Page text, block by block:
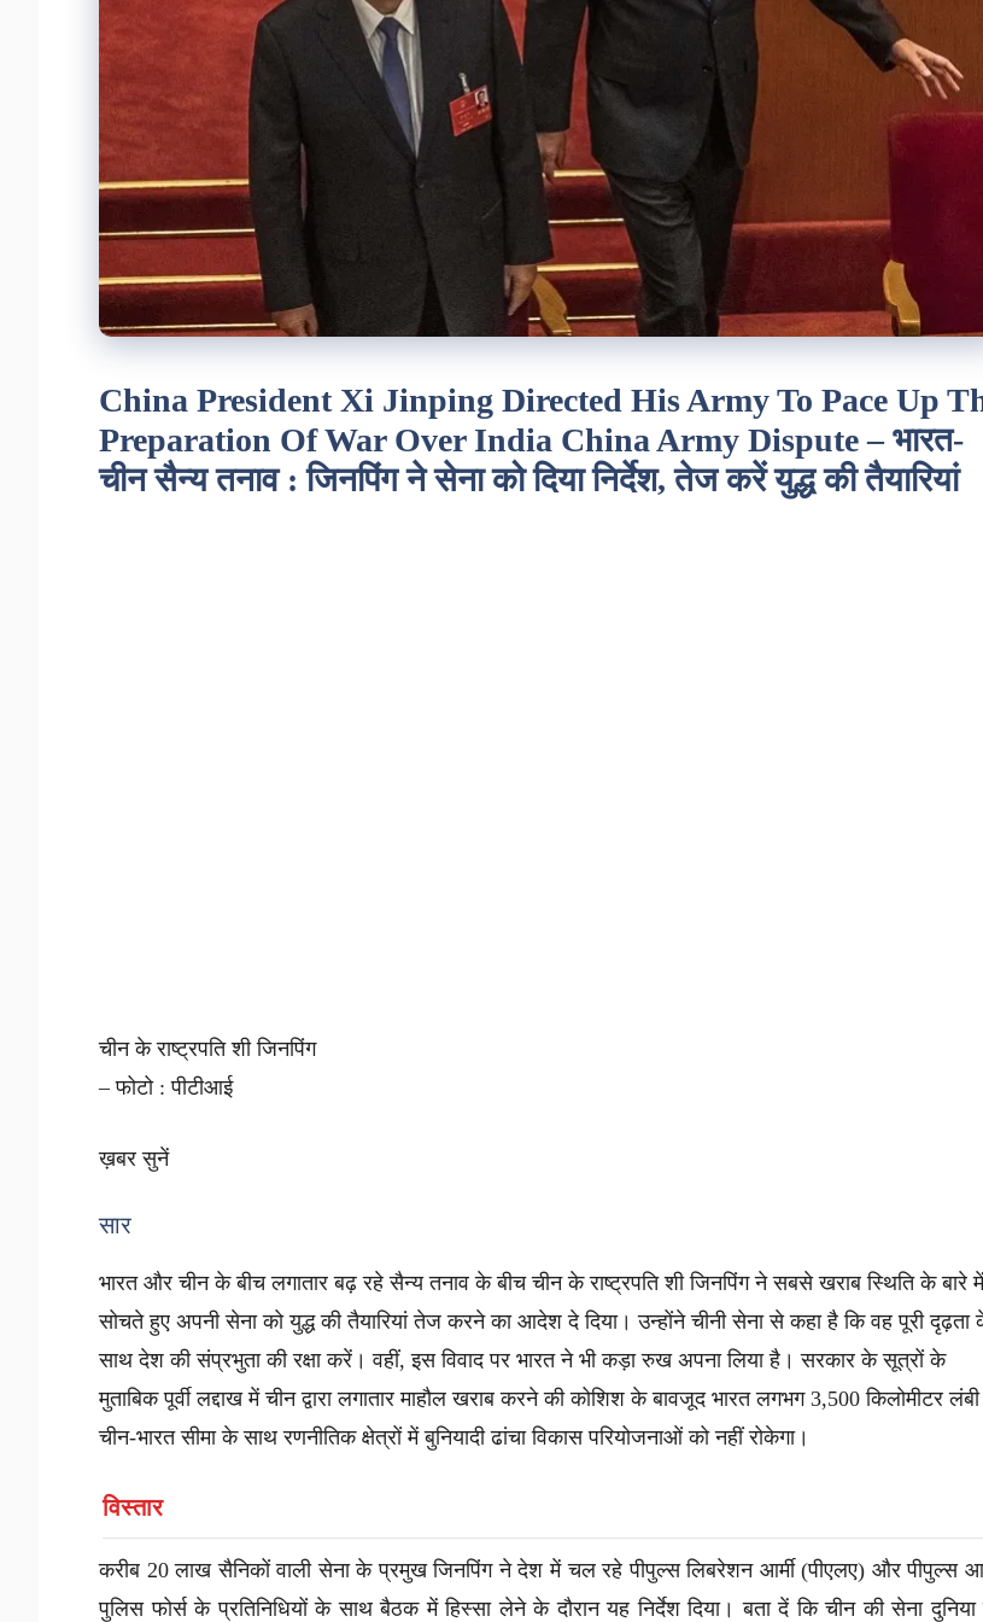
China President Xi Jinping Directed His Army To Pace Up
Preparation Of War Over India China Army Dispute – भारत-
चीन सैन्य तनाव : जिनपिंग ने सेना को दिया निर्देश, तेज करें युद्ध की तैयारियां
चीन के राष्ट्रपति शी जिनपिंग
– फोटो : पीटीआई
ख़बर सुनें
सार
भारत और चीन के बीच लगातार बढ़ रहे सैन्य तनाव के बीच चीन के राष्ट्रपति शी जिनपिंग ने सबसे खराब स्थिति के बारे में
सोचते हुए अपनी सेना को युद्ध की तैयारियां तेज करने का आदेश दे दिया। उन्होंने चीनी सेना से कहा है कि वह पूरी दृढ़ता
साथ देश की संप्रभुता की रक्षा करें। वहीं, इस विवाद पर भारत ने भी कड़ा रुख अपना लिया है। सरकार के सूत्रों के
मुताबिक पूर्वी लद्दाख में चीन द्वारा लगातार माहौल खराब करने की कोशिश के बावजूद भारत लगभग 3,500 किलोमीटर लंबी
चीन-भारत सीमा के साथ रणनीतिक क्षेत्रों में बुनियादी ढांचा विकास परियोजनाओं को नहीं रोकेगा।
विस्तार
करीब 20 लाख सैनिकों वाली सेना के प्रमुख जिनपिंग ने देश में चल रहे पीपुल्स लिबरेशन आर्मी (पीएलए) और पीपुल्स
पुलिस फोर्स के प्रतिनिधियों के साथ बैठक में हिस्सा लेने के दौरान यह निर्देश दिया। बता दें कि चीन की सेना दुनिया